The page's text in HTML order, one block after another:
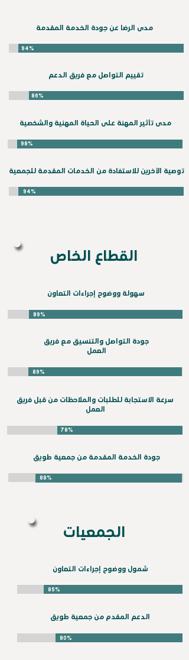
مدى الرضا عن جودة الخدمة المقدمة
94%
تقييم التواصل مع فريق الدعم
86%
مدى تأثير المهنة على الحياة المهنية والشخصية
98%
توصية الآخرين للاستفادة من الخدمات المقدمة للجمعية
94%
القطاع الخاص
سهولة ووضوح إجراءات التعاون
89%
جودة التواصل والتنسيق مع فريق
العمل
89%
سرعة الاستجابة للطلبات والملاحظات من قبل فريق
العمل
78%
جودة الخدمة المقدمة من جمعية طويق
88%
الجمعيات
شمول ووضوح إجراءات التعاون
85%
الدعم المقدم من جمعية طويق
80%